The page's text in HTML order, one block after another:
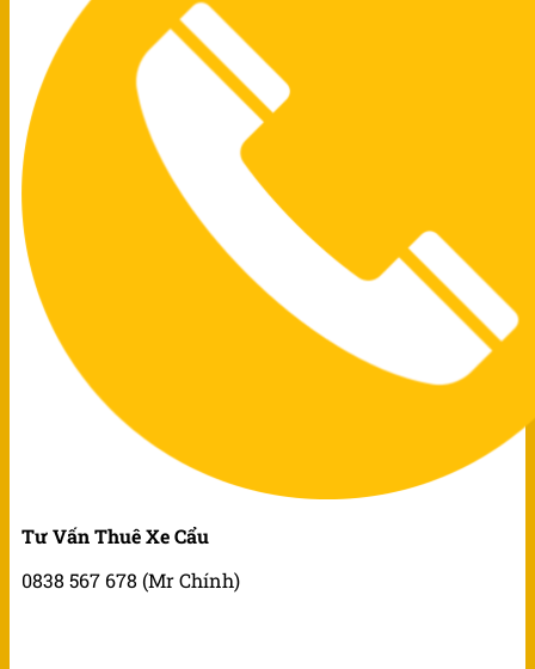
Tư Vấn Thuê Xe Cẩu
0838 567 678 (Mr Chính)